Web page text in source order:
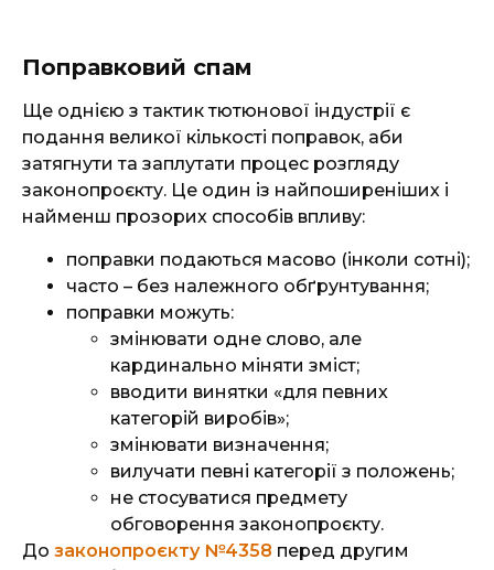
Поправковий спам
Ще однією з тактик тютюнової індустрії є
подання великої кількості поправок, аби
затягнути та заплутати процес розгляду
законопроєкту. Це один із найпоширеніших і
найменш прозорих способів впливу:
поправки подаються масово (інколи сотні);
часто – без належного обґрунтування;
поправки можуть:
змінювати одне слово, але
кардинально міняти зміст;
вводити винятки «для певних
категорій виробів»;
змінювати визначення;
вилучати певні категорії з положень;
не стосуватися предмету
обговорення законопроєкту.
До законопроєкту №4358 перед другим